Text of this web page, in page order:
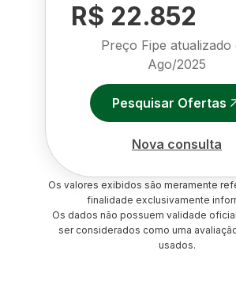
R$ 22.852
Preço Fipe atualizado
Ago/2025
Pesquisar Ofertas
Nova consulta
Os valores exibidos são meramente
finalidade exclusivamente
Os dados não possuem validade
ser considerados como uma
usados.